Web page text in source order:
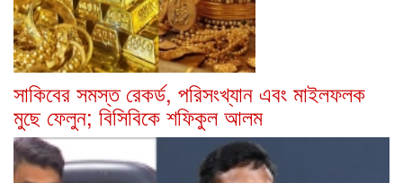
সাকিবের সমস্ত রেকর্ড, পরিসংখ্যান এবং মাইলফলক
মুছে ফেলুন; বিসিবিকে শফিকুল আলম